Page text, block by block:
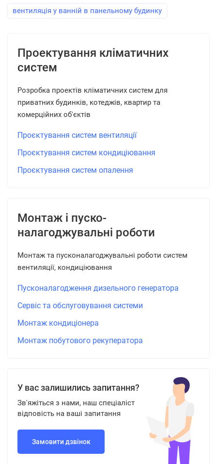
вентиляція у ванній в панельному будинку
Проектування кліматичних
систем
Розробка проектів кліматичних систем для
приватних будинків, котеджів, квартир та
комерційних об'єктів
Проєктування систем вентиляції
Проєктування систем кондиціювання
Проєктування систем опалення
Монтаж і пуско-
налагоджувальні роботи
Монтаж та пусконалагоджувальні роботи систем
вентиляції, кондиціювання
Пусконалагодження дизельного генератора
Сервіс та обслуговування системи
Монтаж кондиціонера
Монтаж побутового рекуператора
У вас залишились запитання?
Зв'яжіться з нами, наш спеціаліст
відповість на ваші запитання
Замовити дзвінок